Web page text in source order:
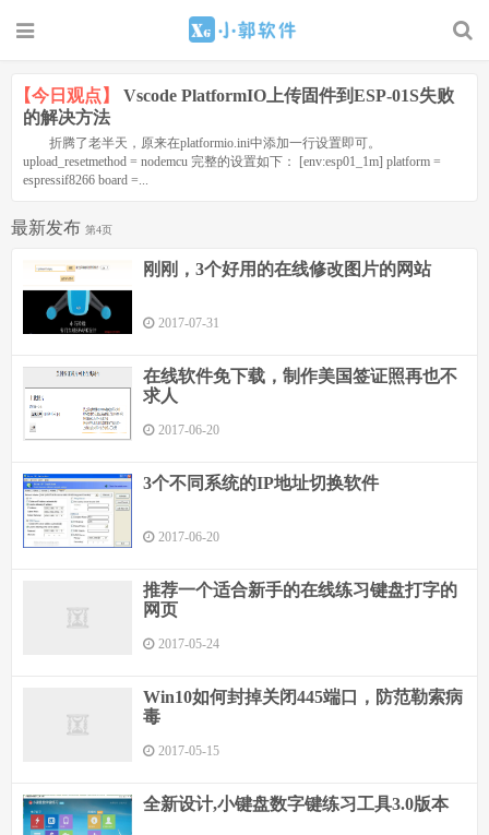
【今日观点】
Vscode PlatformIO上传固件到ESP-01S失败
的解决方法
折腾了老半天，原来在platformio.ini中添加一行设置即可。
upload_resetmethod = nodemcu 完整的设置如下： [env:esp01_1m] platform =
espressif8266 board =...
最新发布 第4页
刚刚，3个好用的在线修改图片的网站
2017-07-31
在线软件免下载，制作美国签证照再也不
求人
2017-06-20
3个不同系统的IP地址切换软件
2017-06-20
推荐一个适合新手的在线练习键盘打字的
网页
2017-05-24
Win10如何封掉关闭445端口，防范勒索病
毒
2017-05-15
全新设计,小键盘数字键练习工具3.0版本